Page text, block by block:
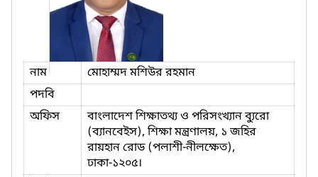
নাম
মোহাম্মদ মশিউর রহমান
পদবি
অফিস
বাংলাদেশ শিক্ষাতথ্য ও পরিসংখ্যান ব্যুরো
(ব্যানবেইস), শিক্ষা মন্ত্রণালয়, ১ জহির
রায়হান রোড (পলাশী-নীলক্ষেত),
ঢাকা-১২০৫।